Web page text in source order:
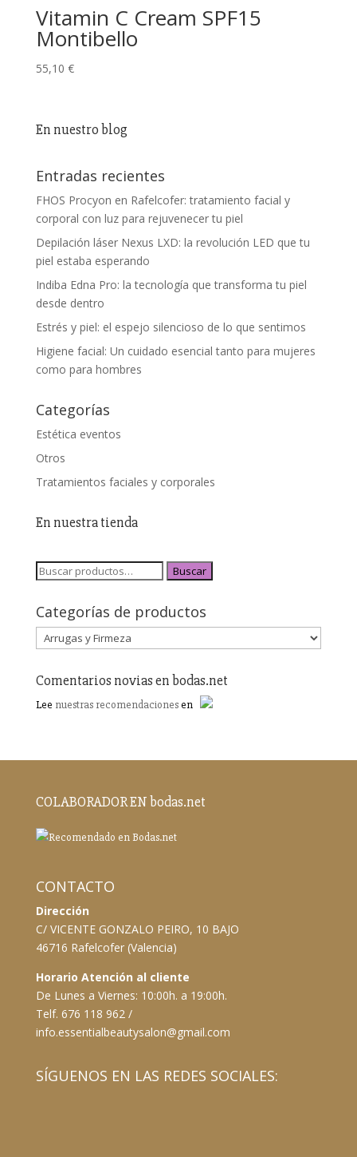
Vitamin C Cream SPF15
Montibello
55,10 €
En nuestro blog
Entradas recientes
FHOS Procyon en Rafelcofer: tratamiento facial y
corporal con luz para rejuvenecer tu piel
Depilación láser Nexus LXD: la revolución LED que tu
piel estaba esperando
Indiba Edna Pro: la tecnología que transforma tu piel
desde dentro
Estrés y piel: el espejo silencioso de lo que sentimos
Higiene facial: Un cuidado esencial tanto para mujeres
como para hombres
Categorías
Estética eventos
Otros
Tratamientos faciales y corporales
En nuestra tienda
Buscar
Categorías de productos
Comentarios novias en bodas.net
Lee nuestras recomendacionesen
COLABORADOR EN bodas.net
CONTACTO
Dirección
C/ VICENTE GONZALO PEIRO, 10 BAJO
46716 Rafelcofer (Valencia)
Horario Atención al cliente
De Lunes a Viernes: 10:00h. a 19:00h.
Telf. 676 118 962 /
info.essentialbeautysalon@gmail.com
SÍGUENOS EN LAS REDES SOCIALES: